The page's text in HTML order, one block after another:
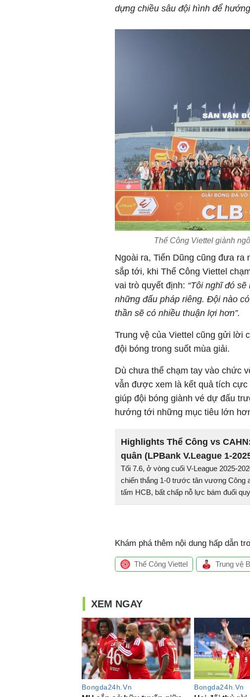
dựng chiều sâu đội hình để
Thể Công Viettel giành
Ngoài ra, Tiến Dũng cũng đưa ra
sắp tới, khi Thể Công Viettel
vai trò quyết định: “Tôi nghĩ đó
những đấu pháp riêng. Đội nào
thần sẽ có nhiều thuận lợi hơn”.
Trung vệ của Viettel cũng gửi lời
đội bóng trong suốt mùa giải.
Dù chưa thể chạm tay vào chức
vẫn được xem là kết quả tích
giúp đội bóng giành vé dự đấu
hướng tới những mục tiêu lớn
Highlights Thể Công vs
quân (LPBank V.League 1-
Tối 7.6, ở vòng cuối V-League 2025-
chiến thắng 1-0 trước tân vương Công
tấm HCB, bất chấp nỗ lực bám đuổi
Khám phá thêm nội dung hấp dẫn
Thể Công Viettel Trung vệ